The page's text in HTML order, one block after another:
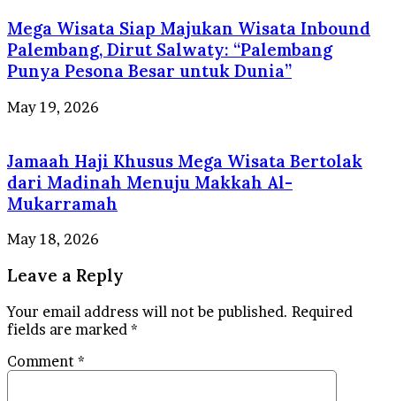
Mega Wisata Siap Majukan Wisata Inbound
Palembang, Dirut Salwaty: “Palembang
Punya Pesona Besar untuk Dunia”
May 19, 2026
Jamaah Haji Khusus Mega Wisata Bertolak
dari Madinah Menuju Makkah Al-
Mukarramah
May 18, 2026
Leave a Reply
Your email address will not be published. Required
fields are marked *
Comment *